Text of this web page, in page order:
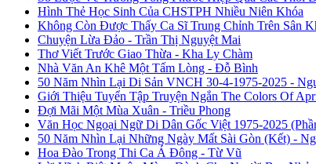
Hình Thẻ Học Sinh Của CHSTPH Nhiều Niên Khóa
Không Còn Được Thấy Ca Sĩ Trung Chỉnh Trên Sân
Chuyện Lừa Đảo - Trần Thị Nguyệt Mai
Thơ Viết Trước Giao Thừa - Kha Ly Chàm
Nhà Văn An Khê Một Tấm Lòng - Đỗ Bình
50 Năm Nhìn Lại Di Sản VNCH 30-4-1975-2025 -
Giới Thiệu Tuyển Tập Truyện Ngắn The Colors Of
Đợi Mãi Một Mùa Xuân - Triều Phong
Văn Học Ngoại Ngữ Di Dân Gốc Việt 1975-2025
50 Năm Nhìn Lại Những Ngày Mất Sài Gòn (Kết) -
Hoa Đào Trong Thi Ca Á Đông - Từ Vũ